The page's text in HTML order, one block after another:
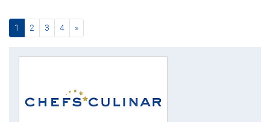
1 (current)
2 3 4 »nächste